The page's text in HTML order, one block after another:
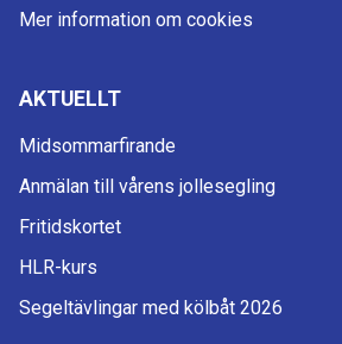
Mer information om cookies
AKTUELLT
Midsommarfirande
Anmälan till vårens jollesegling
Fritidskortet
HLR-kurs
Segeltävlingar med kölbåt 2026